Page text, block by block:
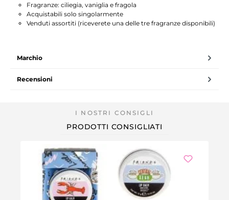
Fragranze: ciliegia, vaniglia e fragola
Acquistabili solo singolarmente
Venduti assortiti (riceverete una delle tre fragranze disponibili)
Marchio
Recensioni
PRODOTTI CONSIGLIATI